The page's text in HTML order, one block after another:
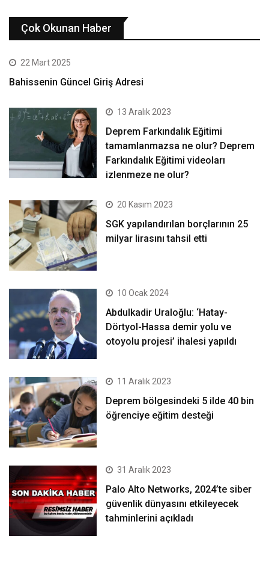
Çok Okunan Haber
22 Mart 2025
Bahissenin Güncel Giriş Adresi
13 Aralık 2023
Deprem Farkındalık Eğitimi
tamamlanmazsa ne olur? Deprem
Farkındalık Eğitimi videoları
izlenmeze ne olur?
20 Kasım 2023
SGK yapılandırılan borçlarının 25
milyar lirasını tahsil etti
10 Ocak 2024
Abdulkadir Uraloğlu: ‘Hatay-
Dörtyol-Hassa demir yolu ve
otoyolu projesi’ ihalesi yapıldı
11 Aralık 2023
Deprem bölgesindeki 5 ilde 40 bin
öğrenciye eğitim desteği
31 Aralık 2023
Palo Alto Networks, 2024’te siber
güvenlik dünyasını etkileyecek
tahminlerini açıkladı